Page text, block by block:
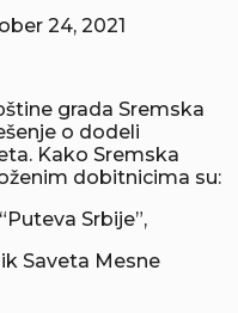
24, 2021
grada Sremska
o dodeli
Kako Sremska
dobitnicima su:
Srbije”,
Saveta Mesne